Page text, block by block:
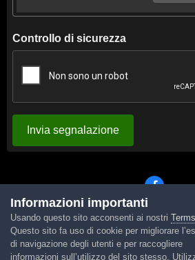
Controllo di sicurezza
Invia segnalazione
Lingua Tema
Powered by Invision
Informazioni importanti
Usando questo sito acconsenti ai nostri
Questo sito fa uso di cookie per migliorare
di navigazione degli utenti e per raccogliere
informazioni sull’utilizzo del sito stesso.